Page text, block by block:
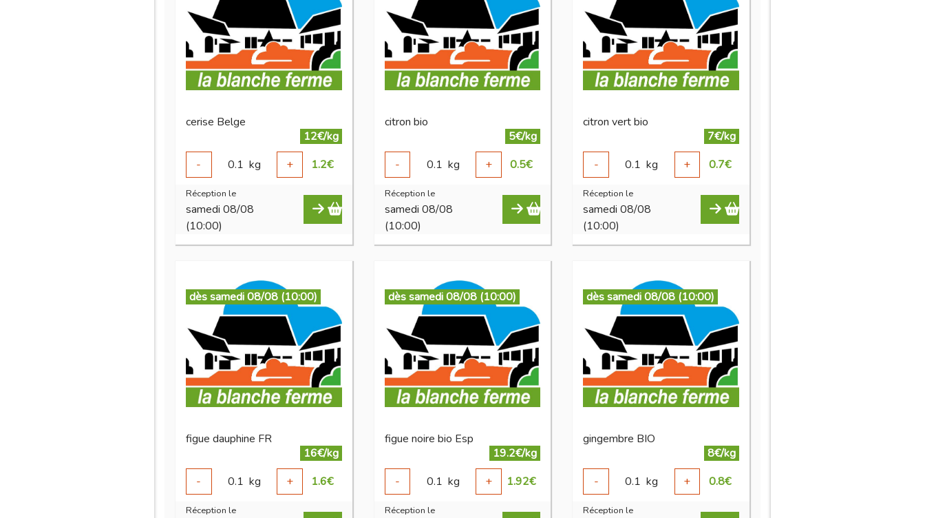
cerise Belge
12€/kg
-
0.1 kg + 1.2€
Réception le
samedi 08/08
(10:00)
citron bio
5€/kg
-
0.1 kg + 0.5€
Réception le
samedi 08/08
(10:00)
citron vert bio
7€/kg
-
0.1 kg + 0.7€
Réception le
samedi 08/08
(10:00)
dès samedi 08/08 (10:00)
figue dauphine FR
16€/kg
-
0.1 kg + 1.6€
Réception le
dès samedi 08/08 (10:00)
figue noire bio Esp
19.2€/kg
-
0.1 kg + 1.92€
Réception le
dès samedi 08/08 (10:00)
gingembre BIO
8€/kg
-
0.1 kg + 0.8€
Réception le